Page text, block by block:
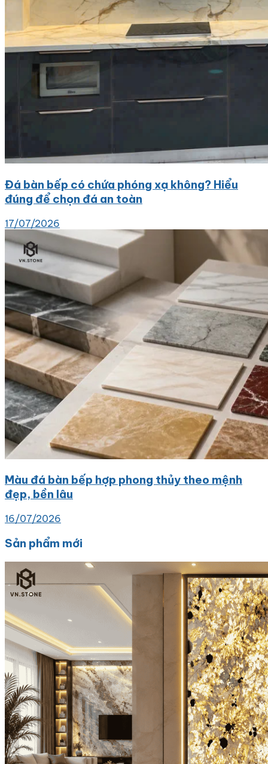
Đá bàn bếp có chứa phóng xạ không? Hiểu
đúng để chọn đá an toàn
17/07/2026
Màu đá bàn bếp hợp phong thủy theo mệnh
đẹp, bền lâu
16/07/2026
Sản phẩm mới